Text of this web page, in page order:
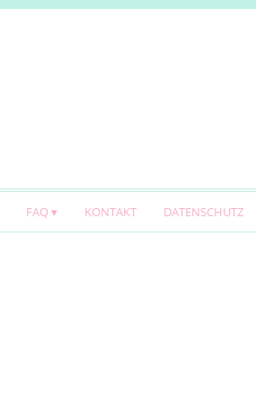
FAQ KONTAKT DATENSCHUTZ